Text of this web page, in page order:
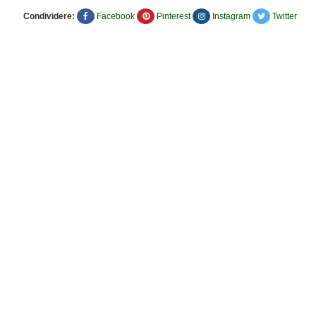
Condividere: Facebook Pinterest Instagram Twitter